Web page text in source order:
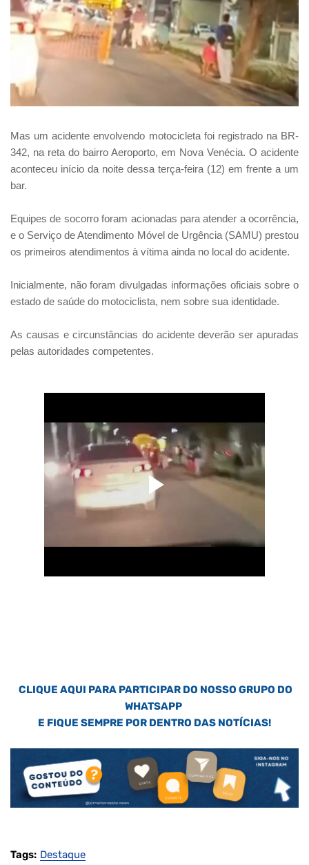
Mas um acidente envolvendo motocicleta foi registrado na BR-
342, na reta do bairro Aeroporto, em Nova Venécia. O acidente
aconteceu início da noite dessa terça-feira (12) em frente a um
bar.
Equipes de socorro foram acionadas para atender a ocorrência,
e o Serviço de Atendimento Móvel de Urgência (SAMU) prestou
os primeiros atendimentos à vítima ainda no local do acidente.
Inicialmente, não foram divulgadas informações oficiais sobre o
estado de saúde do motociclista, nem sobre sua identidade.
As causas e circunstâncias do acidente deverão ser apuradas
pelas autoridades competentes.
CLIQUE AQUI PARA PARTICIPAR DO NOSSO GRUPO DO
WHATSAPP
E FIQUE SEMPRE POR DENTRO DAS NOTÍCIAS!
Tags: Destaque